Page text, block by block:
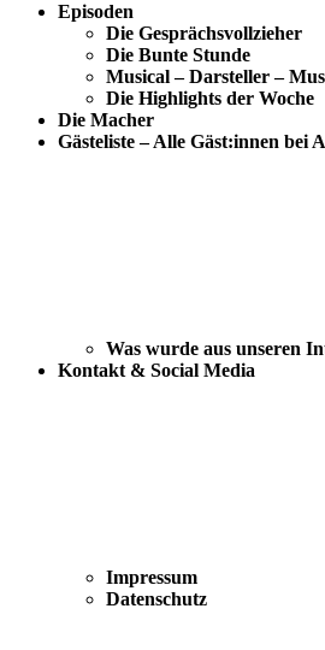
Episoden
Die Gesprächsvollzieher
Die Bunte Stunde
Musical – Darsteller –
Die Highlights der Woche
Die Macher
Gästeliste – Alle Gäst:innen bei
Was wurde aus unseren
Kontakt & Social Media
Impressum
Datenschutz